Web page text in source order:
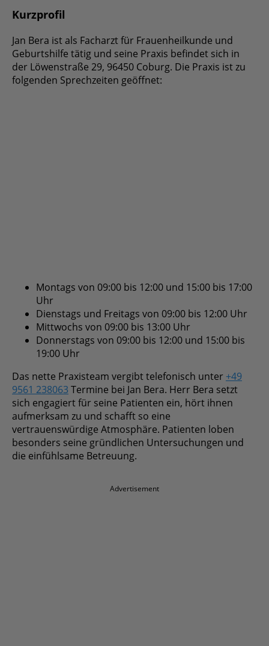
Kurzprofil
Jan Bera ist als Facharzt für Frauenheilkunde und
Geburtshilfe tätig und seine Praxis befindet sich in
der Löwenstraße 29, 96450 Coburg. Die Praxis ist zu
folgenden Sprechzeiten geöffnet:
Montags von 09:00 bis 12:00 und 15:00 bis
17:00 Uhr
Dienstags und Freitags von 09:00 bis 12:00 Uhr
Mittwochs von 09:00 bis 13:00 Uhr
Donnerstags von 09:00 bis 12:00 und 15:00 bis
19:00 Uhr
Das nette Praxisteam vergibt telefonisch unter +49
9561 238063Termine bei Jan Bera. Herr Bera setzt
sich engagiert für seine Patienten ein, hört ihnen
aufmerksam zu und schafft so eine
vertrauenswürdige Atmosphäre. Patienten loben
besonders seine gründlichen Untersuchungen und
die einfühlsame Betreuung.
Advertisement